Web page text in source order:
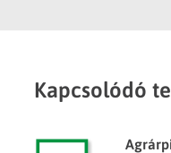
Kapcsolódó